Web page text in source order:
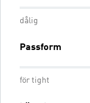
dålig
Passform
för tight